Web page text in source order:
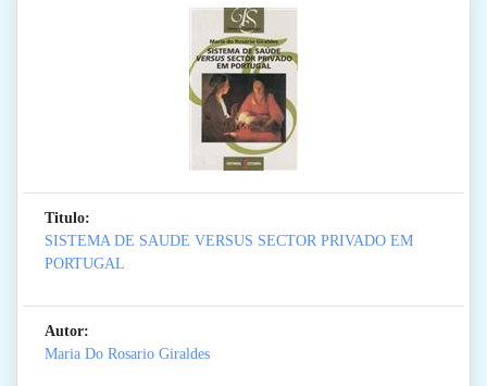
Titulo:
SISTEMA DE SAUDE VERSUS SECTOR PRIVADO EM
PORTUGAL
Autor:
Maria Do Rosario Giraldes